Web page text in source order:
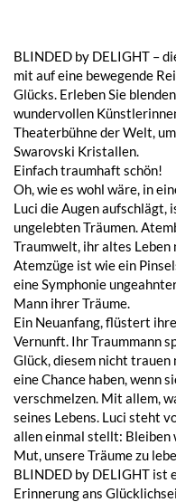
BLINDED by DELIGHT –
mit auf eine bewegende
Glücks. Erleben Sie
wundervollen
Theaterbühne der Welt,
Swarovski Kristallen.
Einfach traumhaft schön!
Oh, wie es wohl wäre, in
Luci die Augen aufschlägt,
ungelebten Träumen.
Traumwelt, ihr altes Leben
Atemzüge ist wie ein
eine Symphonie
Mann ihrer Träume.
Ein Neuanfang, flüstert
Vernunft. Ihr Traummann
Glück, diesem nicht trauen
eine Chance haben, wenn
verschmelzen. Mit allem,
seines Lebens. Luci steht
allen einmal stellt: Bleiben
Mut, unsere Träume zu
BLINDED by DELIGHT ist
Erinnerung ans